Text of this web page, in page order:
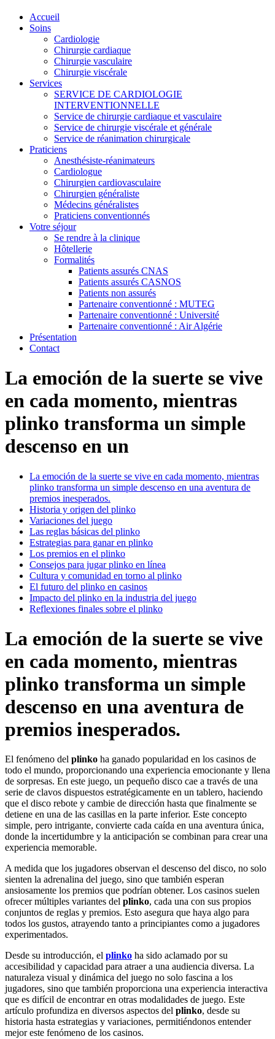
Accueil
Soins
Cardiologie
Chirurgie cardiaque
Chirurgie vasculaire
Chirurgie viscérale
Services
SERVICE DE CARDIOLOGIE
INTERVENTIONNELLE
Service de chirurgie cardiaque et vasculaire
Service de chirurgie viscérale et générale
Service de réanimation chirurgicale
Praticiens
Anesthésiste-réanimateurs
Cardiologue
Chirurgien cardiovasculaire
Chirurgien généraliste
Médecins généralistes
Praticiens conventionnés
Votre séjour
Se rendre à la clinique
Hôtellerie
Formalités
Patients assurés CNAS
Patients assurés CASNOS
Patients non assurés
Partenaire conventionné : MUTEG
Partenaire conventionné : Université
Partenaire conventionné : Air Algérie
Présentation
Contact
La emoción de la suerte se vive
en cada momento, mientras
plinko transforma un simple
descenso en un
La emoción de la suerte se vive en cada momento, mientras
plinko transforma un simple descenso en una aventura de
premios inesperados.
Historia y origen del plinko
Variaciones del juego
Las reglas básicas del plinko
Estrategias para ganar en plinko
Los premios en el plinko
Consejos para jugar plinko en línea
Cultura y comunidad en torno al plinko
El futuro del plinko en casinos
Impacto del plinko en la industria del juego
Reflexiones finales sobre el plinko
La emoción de la suerte se vive
en cada momento, mientras
plinko transforma un simple
descenso en una aventura de
premios inesperados.
El fenómeno del plinko ha ganado popularidad en los casinos de
todo el mundo, proporcionando una experiencia emocionante y llena
de sorpresas. En este juego, un pequeño disco cae a través de una
serie de clavos dispuestos estratégicamente en un tablero, haciendo
que el disco rebote y cambie de dirección hasta que finalmente se
detiene en una de las casillas en la parte inferior. Este concepto
simple, pero intrigante, convierte cada caída en una aventura única,
donde la incertidumbre y la anticipación se combinan para crear una
experiencia memorable.
A medida que los jugadores observan el descenso del disco, no solo
sienten la adrenalina del juego, sino que también esperan
ansiosamente los premios que podrían obtener. Los casinos suelen
ofrecer múltiples variantes del plinko, cada una con sus propios
conjuntos de reglas y premios. Esto asegura que haya algo para
todos los gustos, atrayendo tanto a principiantes como a jugadores
experimentados.
Desde su introducción, el plinko ha sido aclamado por su
accesibilidad y capacidad para atraer a una audiencia diversa. La
naturaleza visual y dinámica del juego no solo fascina a los
jugadores, sino que también proporciona una experiencia interactiva
que es difícil de encontrar en otras modalidades de juego. Este
artículo profundiza en diversos aspectos del plinko, desde su
historia hasta estrategias y variaciones, permitiéndonos entender
mejor este fenómeno de los casinos.